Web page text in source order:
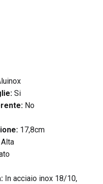
Si
No
17,8cm
In acciaio inox 18/10,